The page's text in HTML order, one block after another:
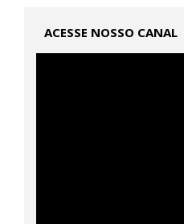
ACESSE NOSSO CANAL